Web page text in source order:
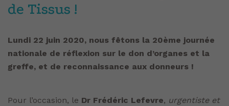
de Tissus !
Lundi 22 juin 2020, nous fêtons la 20ème journée
nationale de réflexion sur le don d’organes et la
greffe, et de reconnaissance aux donneurs !
Pour l’occasion, le Dr Frédéric Lefevre, urgentiste et